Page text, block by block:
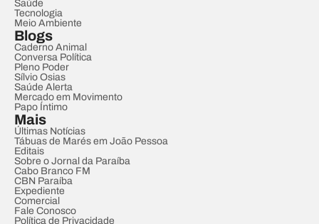
Saúde
Tecnologia
Meio Ambiente
Blogs
Caderno Animal
Conversa Política
Pleno Poder
Sílvio Osias
Saúde Alerta
Mercado em Movimento
Papo Íntimo
Mais
Últimas Notícias
Tábuas de Marés em João Pessoa
Editais
Sobre o Jornal da Paraíba
Cabo Branco FM
CBN Paraíba
Expediente
Comercial
Fale Conosco
Política de Privacidade